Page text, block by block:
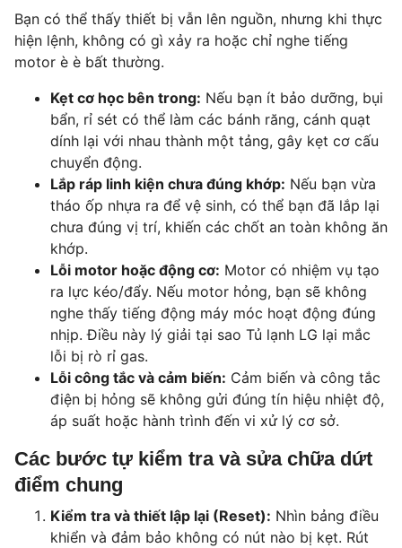
Bạn có thể thấy thiết bị vẫn lên nguồn, nhưng khi thực
hiện lệnh, không có gì xảy ra hoặc chỉ nghe tiếng
motor è è bất thường.
Kẹt cơ học bên trong: Nếu bạn ít bảo dưỡng, bụi
bẩn, rỉ sét có thể làm các bánh răng, cánh quạt
dính lại với nhau thành một tảng, gây kẹt cơ cấu
chuyển động.
Lắp ráp linh kiện chưa đúng khớp: Nếu bạn vừa
tháo ốp nhựa ra để vệ sinh, có thể bạn đã lắp lại
chưa đúng vị trí, khiến các chốt an toàn không ăn
khớp.
Lỗi motor hoặc động cơ: Motor có nhiệm vụ tạo
ra lực kéo/đẩy. Nếu motor hỏng, bạn sẽ không
nghe thấy tiếng động máy móc hoạt động đúng
nhịp. Điều này lý giải tại sao Tủ lạnh LG lại mắc
lỗi bị rò rỉ gas.
Lỗi công tắc và cảm biến: Cảm biến và công tắc
điện bị hỏng sẽ không gửi đúng tín hiệu nhiệt độ,
áp suất hoặc hành trình đến vi xử lý cơ sở.
Các bước tự kiểm tra và sửa chữa dứt
điểm chung
Kiểm tra và thiết lập lại (Reset): Nhìn bảng điều
khiển và đảm bảo không có nút nào bị kẹt. Rút